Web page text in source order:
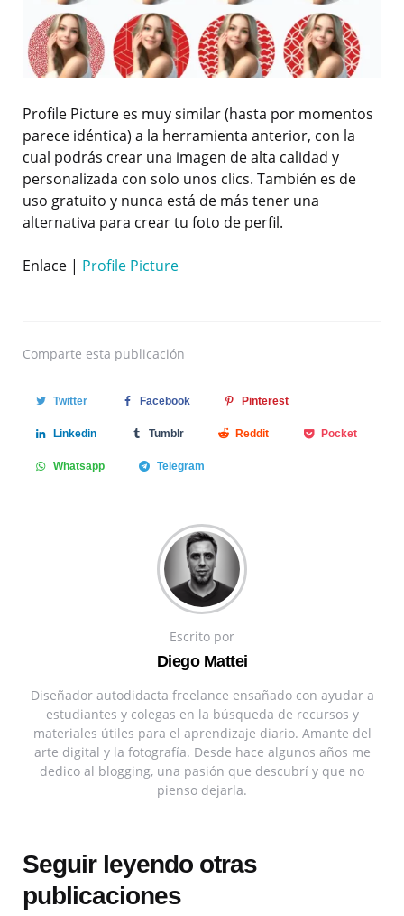
Profile Picture es muy similar (hasta por momentos
parece idéntica) a la herramienta anterior, con la
cual podrás crear una imagen de alta calidad y
personalizada con solo unos clics. También es de
uso gratuito y nunca está de más tener una
alternativa para crear tu foto de perfil.
Enlace | Profile Picture
Comparte esta publicación
Twitter Facebook Pinterest
Linkedin Tumblr Reddit Pocket
Whatsapp Telegram
Escrito por
Diego Mattei
Diseñador autodidacta freelance ensañado con ayudar a
estudiantes y colegas en la búsqueda de recursos y
materiales útiles para el aprendizaje diario. Amante del
arte digital y la fotografía. Desde hace algunos años me
dedico al blogging, una pasión que descubrí y que no
pienso dejarla.
Seguir leyendo otras
publicaciones